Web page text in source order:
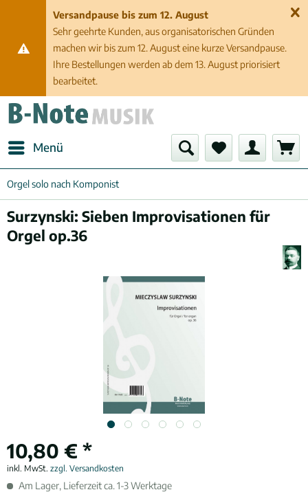
Versandpause bis zum 12. August
Sehr geehrte Kunden, aus organisatorischen Gründen
machen wir bis zum 12. August eine kurze Versandpause.
Ihre Bestellungen werden ab dem 13. August priorisiert
bearbeitet.
Menü
Orgel solo nach Komponist
Surzynski: Sieben Improvisationen für
Orgel op.36
10,80 € *
inkl. MwSt. zzgl. Versandkosten
Am Lager, Lieferzeit ca. 1-3 Werktage